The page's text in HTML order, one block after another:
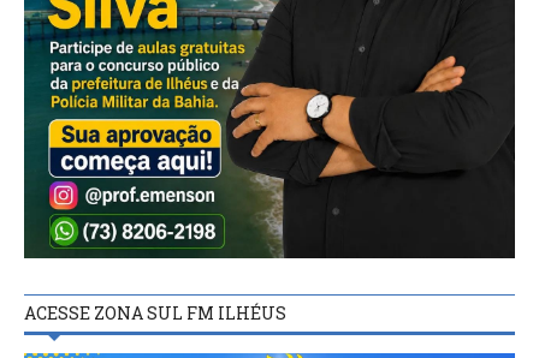
ACESSE ZONA SUL FM ILHÉUS